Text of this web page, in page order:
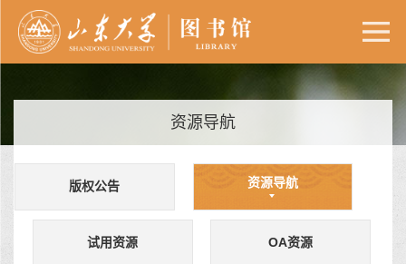
资源导航
版权公告 资源导航
试用资源 OA资源